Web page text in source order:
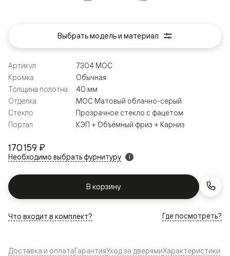
170 159 ₽
Необходимо выбрать фурнитуру i
В корзину
Артикул
7304 МОС
Кромка
Обычная
Толщина полотна
40 мм
Отделка
МОС Матовый облачно-серый
Стекло
Прозрачное стекло с фацетом
Портал
КЭП + Объёмный фриз + Карниз
Что входит в комплект? Где посмотреть?
Выбрать модель и материал
Доставка и оплатаГарантияУход за дверямиХарактеристики